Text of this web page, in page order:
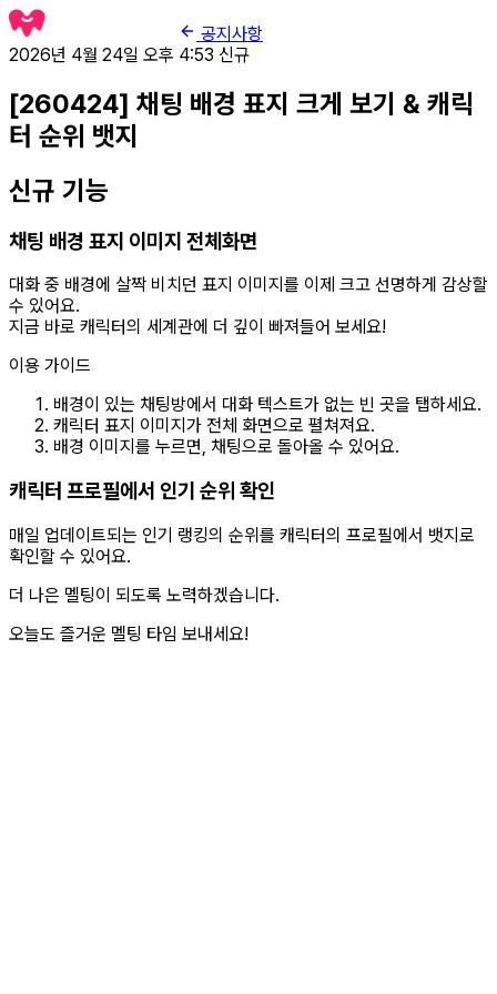
공지사항
2026년 4월 24일 오후 4:53 신규
[260424] 채팅 배경 표지 크게 보기 & 캐릭
터 순위 뱃지
신규 기능
채팅 배경 표지 이미지 전체화면
대화 중 배경에 살짝 비치던 표지 이미지를 이제 크고 선명하게 감상할
수 있어요.
지금 바로 캐릭터의 세계관에 더 깊이 빠져들어 보세요!
이용 가이드
배경이 있는 채팅방에서 대화 텍스트가 없는 빈 곳을 탭하세요.
캐릭터 표지 이미지가 전체 화면으로 펼쳐져요.
배경 이미지를 누르면, 채팅으로 돌아올 수 있어요.
캐릭터 프로필에서 인기 순위 확인
매일 업데이트되는 인기 랭킹의 순위를 캐릭터의 프로필에서 뱃지로
확인할 수 있어요.
더 나은 멜팅이 되도록 노력하겠습니다.
오늘도 즐거운 멜팅 타임 보내세요!